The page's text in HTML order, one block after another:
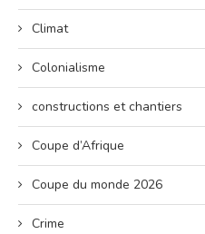
Climat
Colonialisme
constructions et chantiers
Coupe d’Afrique
Coupe du monde 2026
Crime